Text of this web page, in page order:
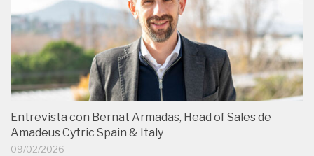
Entrevista con Bernat Armadas, Head of Sales de
Amadeus Cytric Spain & Italy
09/02/2026